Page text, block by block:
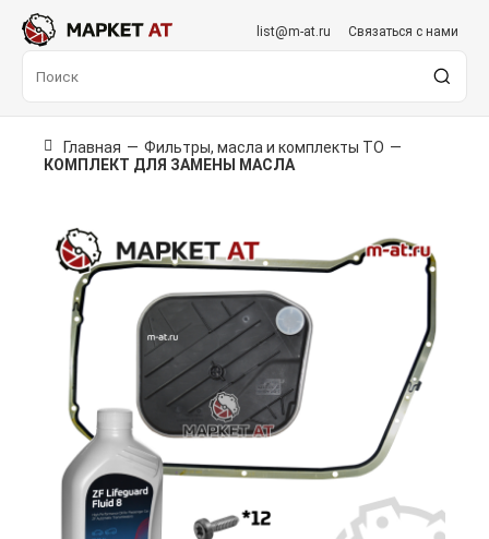
list@m-at.ru Связаться с нами
Главная — Фильтры, масла и комплекты ТО —
КОМПЛЕКТ ДЛЯ ЗАМЕНЫ МАСЛА